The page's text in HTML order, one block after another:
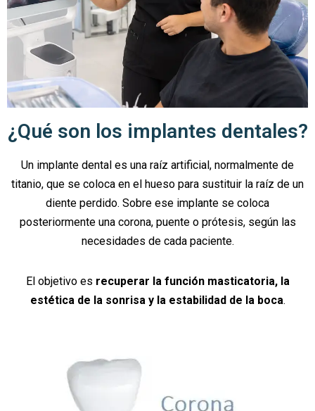
¿Qué son los implantes dentales?
Un implante dental es una raíz artificial, normalmente de
titanio, que se coloca en el hueso para sustituir la raíz de un
diente perdido. Sobre ese implante se coloca
posteriormente una corona, puente o prótesis, según las
necesidades de cada paciente.
El objetivo es recuperar la función masticatoria, la
estética de la sonrisa y la estabilidad de la boca.